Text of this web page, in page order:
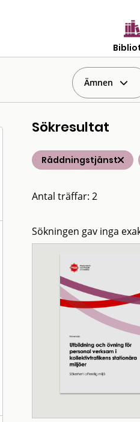
Ämnen
Sökresultat
Räddningstjänst
Antal träffar: 2
Sökningen gav inga